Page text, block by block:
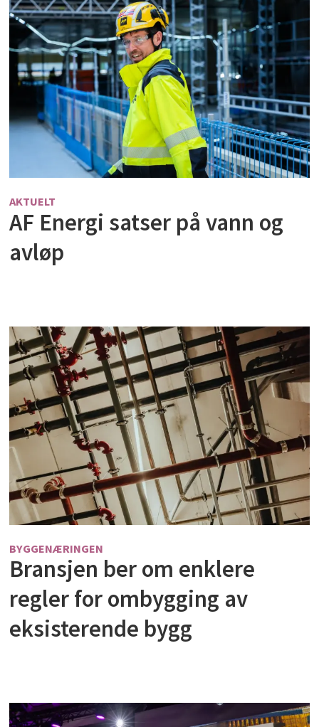
AKTUELT
AF Energi satser på vann og
avløp
BYGGENÆRINGEN
Bransjen ber om enklere
regler for ombygging av
eksisterende bygg